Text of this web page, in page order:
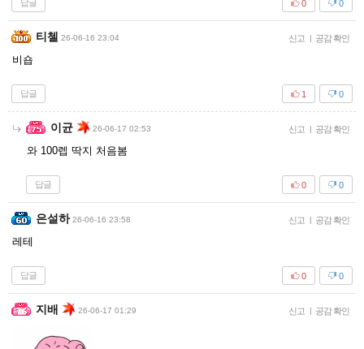
답글 0
0
티첼 26-06-16 23:04 신고 | 공감 확인
비숍
답글 0
1
이균 26-06-17 02:53 신고 | 공감 확인
와 100렙 딱지 처음봄
답글 0
0
은설하 26-06-16 23:58 신고 | 공감 확인
레테
답글 0
0
지배 26-06-17 01:29 신고 | 공감 확인